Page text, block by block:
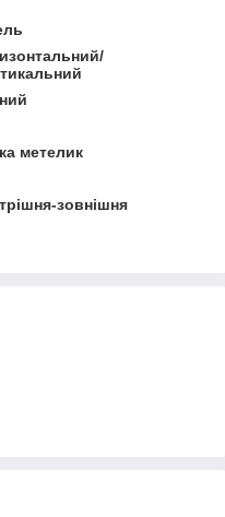
метелик
зовнішня